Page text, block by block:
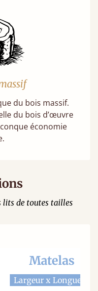
du bois massif.
du bois d’œuvre
économie
lits de toutes tailles
Matelas
Largeur x Longueur